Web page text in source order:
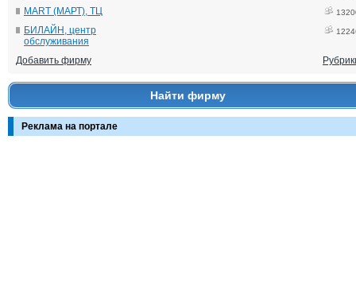
MART (МАРТ), ТЦ
БИЛАЙН, центр
обслуживания
Добавить фирму
Найти фирму
Реклама на портале